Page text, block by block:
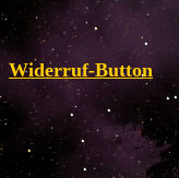
Widerruf-Button